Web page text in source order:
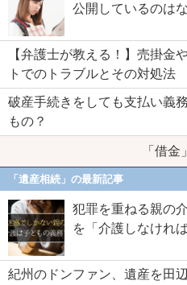
公開しているのは
【弁護士が教える！】売掛
トでのトラブルとその対処法
破産手続きをしても支払い義
もの？
「借金
「遺産相続」の最新記事
犯罪を重ねる親の
を「介護しなけれ
紀州のドンファン、遺産を田